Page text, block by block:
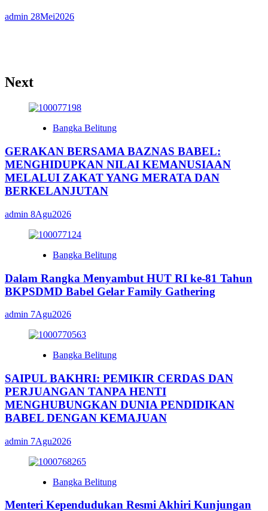
admin 28Mei2026
Next
Bangka Belitung
GERAKAN BERSAMA BAZNAS BABEL:
MENGHIDUPKAN NILAI KEMANUSIAAN
MELALUI ZAKAT YANG MERATA DAN
BERKELANJUTAN
admin 8Agu2026
Bangka Belitung
Dalam Rangka Menyambut HUT RI ke-81 Tahun
BKPSDMD Babel Gelar Family Gathering
admin 7Agu2026
Bangka Belitung
SAIPUL BAKHRI: PEMIKIR CERDAS DAN
PERJUANGAN TANPA HENTI
MENGHUBUNGKAN DUNIA PENDIDIKAN
BABEL DENGAN KEMAJUAN
admin 7Agu2026
Bangka Belitung
Menteri Kependudukan Resmi Akhiri Kunjungan